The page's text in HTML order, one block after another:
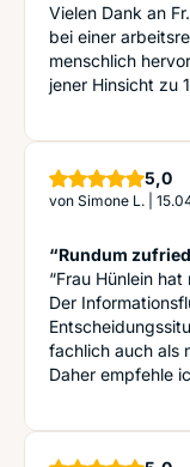
Vielen Dank an
bei einer
menschlich
jener Hinsicht zu
5,0
von Simone L.
“Rundum
“Frau Hünlein
Der
fachlich auch als
Daher empfehle